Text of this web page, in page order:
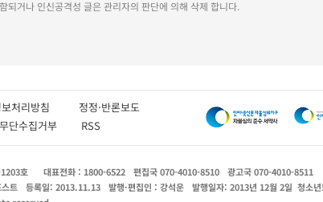
거나 인신공격성 글은 관리자의 판단에 의해 삭제 합니다.
보처리방침 정정·반론보도
단수집거부 RSS
호 대표전화 : 1800-6522 편집국 070-4010-8510
광고국 070-4010-8511
트 등록일: 2013.11.13 발행·편집인 : 강석운 발행일자: 2013년 12월 2일 청소